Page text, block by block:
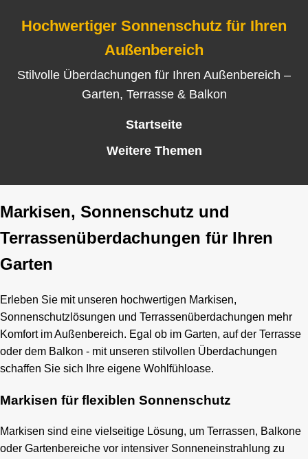
Hochwertiger Sonnenschutz für Ihren
Außenbereich
Stilvolle Überdachungen für Ihren Außenbereich –
Garten, Terrasse & Balkon
Startseite
Weitere Themen
Markisen, Sonnenschutz und
Terrassenüberdachungen für Ihren
Garten
Erleben Sie mit unseren hochwertigen Markisen,
Sonnenschutzlösungen und Terrassenüberdachungen mehr
Komfort im Außenbereich. Egal ob im Garten, auf der Terrasse
oder dem Balkon - mit unseren stilvollen Überdachungen
schaffen Sie sich Ihre eigene Wohlfühloase.
Markisen für flexiblen Sonnenschutz
Markisen sind eine vielseitige Lösung, um Terrassen, Balkone
oder Gartenbereiche vor intensiver Sonneneinstrahlung zu